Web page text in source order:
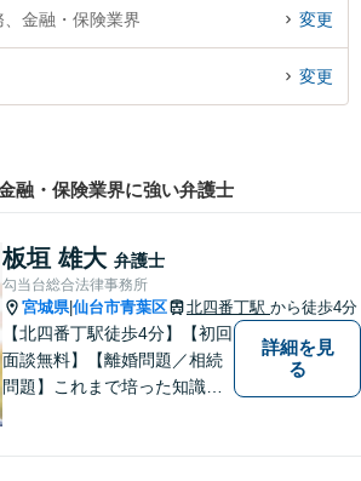
、金融・保険業界 変更
変更
融・保険業界に強い弁護士
板垣 雄大 弁護士
勾当台総合法律事務所
宮城県|仙台市青葉区 北四番丁駅 から徒歩4分
【北四番丁駅徒歩4分】【初回
面談無料】【離婚問題／相続
問題】これまで培った知識と
詳細を見
る